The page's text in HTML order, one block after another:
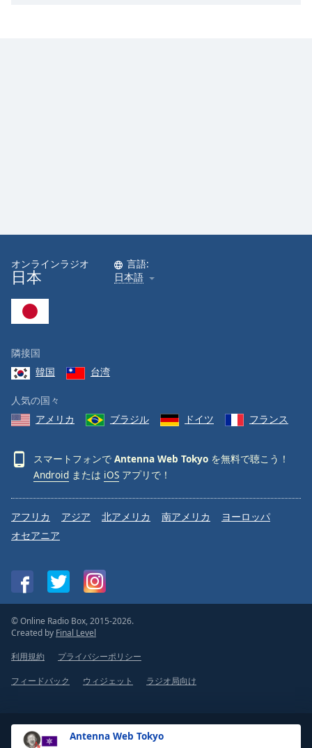
Antenna Web Tokyo
オンラインラジオ
日本
言語:
日本語
隣接国
韓国
台湾
人気の国々
アメリカ
ブラジル ドイツ フランス
スマートフォンで Antenna Web Tokyo を無料で聴こう！
Android または iOS アプリで！
アフリカ アジア 北アメリカ 南アメリカ
ヨーロッパ
オセアニア
© Online Radio Box, 2015-2026.
Created by Final Level
利用規約
プライバシーポリシー
フィードバック ウィジェット ラジオ局向け